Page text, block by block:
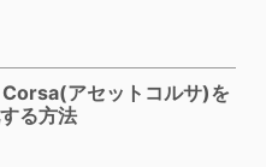
アセットコルサ)を
る方法